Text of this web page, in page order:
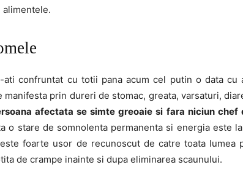
alimentele.
ati confruntat cu totii pana acum cel putin o data cu
manifesta prin dureri de stomac, greata, varsaturi,
afectata se simte greoaie si fara niciun chef
o stare de somnolenta permanenta si energia este
foarte usor de recunoscut de catre toata lumea
de crampe inainte si dupa eliminarea scaunului.